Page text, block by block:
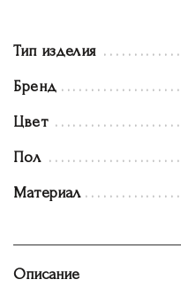
Тип изделия
Бренд
Цвет
Пол
Материал
Описание